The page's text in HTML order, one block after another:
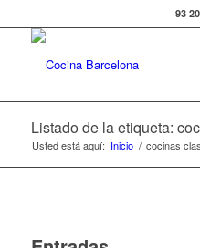
93
Listado de la etiqueta:
Usted está aquí: Inicio / cocinas